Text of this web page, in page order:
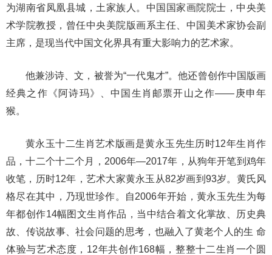
为湖南省凤凰县城，土家族人。中国国家画院院士，中央美
术学院教授，曾任中央美院版画系主任、中国美术家协会副
主席，是现当代中国文化界具有重大影响力的艺术家。
他兼涉诗、文，被誉为“一代鬼才”。他还曾创作中国版画
经典之作《阿诗玛》、中国生肖邮票开山之作——庚申年
猴。
黄永玉十二生肖艺术版画是黄永玉先生历时12年生肖作
品，十二个十二个月，2006年—2017年，从狗年开笔到鸡年
收笔，历时12年，艺术大家黄永玉从82岁画到93岁。黄氏风
格尽在其中，乃现世珍作。自2006年开始，黄永玉先生为每
年都创作14幅图文生肖作品，当中结合着文化掌故、历史典
故、传说故事、社会问题的思考，也融入了黄老个人的生 命
体验与艺术态度，12年共创作168幅，整整十二生肖一个圆